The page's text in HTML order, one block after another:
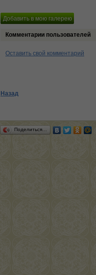
Комментарии пользователей
Оставить свой комментарий
Назад
Поделиться…